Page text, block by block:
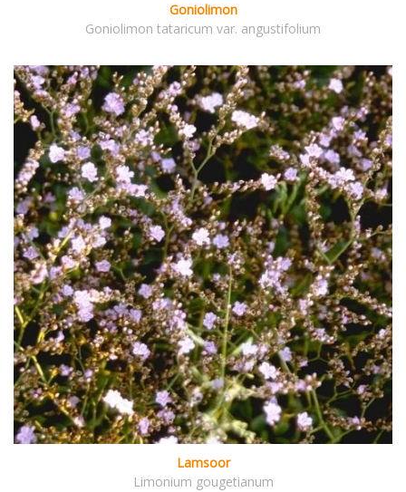
Goniolimon
Goniolimon tataricum var. angustifolium
Lamsoor
Limonium gougetianum